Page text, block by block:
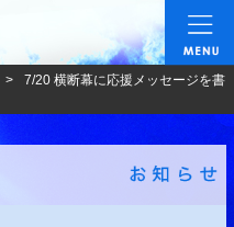
燃えろ!青春 つかめ
7/20 横断幕に応援メッセージを書